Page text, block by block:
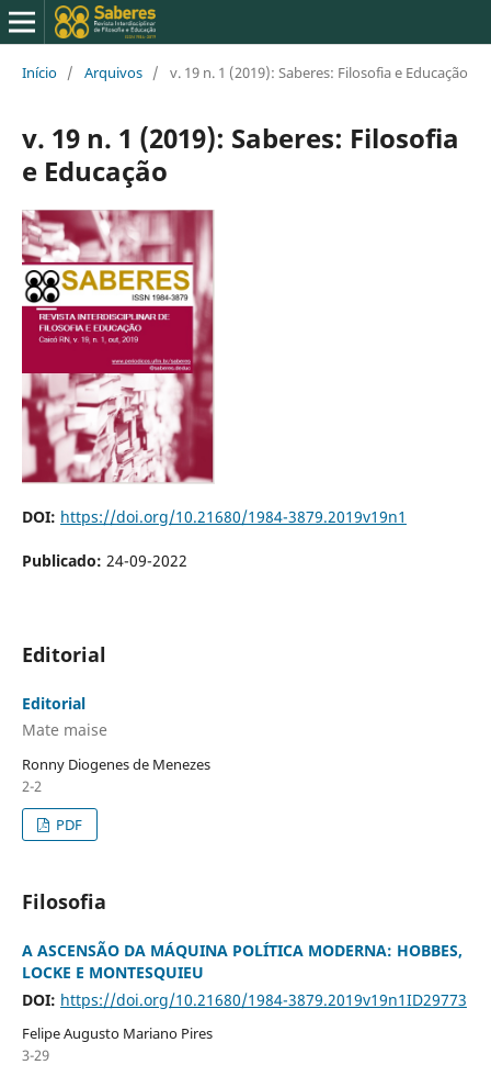
Início / Arquivos / v. 19 n. 1 (2019): Saberes: Filosofia e Educação
v. 19 n. 1 (2019): Saberes: Filosofia
e Educação
DOI: https://doi.org/10.21680/1984-3879.2019v19n1
Publicado: 24-09-2022
Editorial
Editorial
Mate maise
Ronny Diogenes de Menezes
2-2
PDF
Filosofia
A ASCENSÃO DA MÁQUINA POLÍTICA MODERNA: HOBBES,
LOCKE E MONTESQUIEU
DOI: https://doi.org/10.21680/1984-3879.2019v19n1ID29773
Felipe Augusto Mariano Pires
3-29